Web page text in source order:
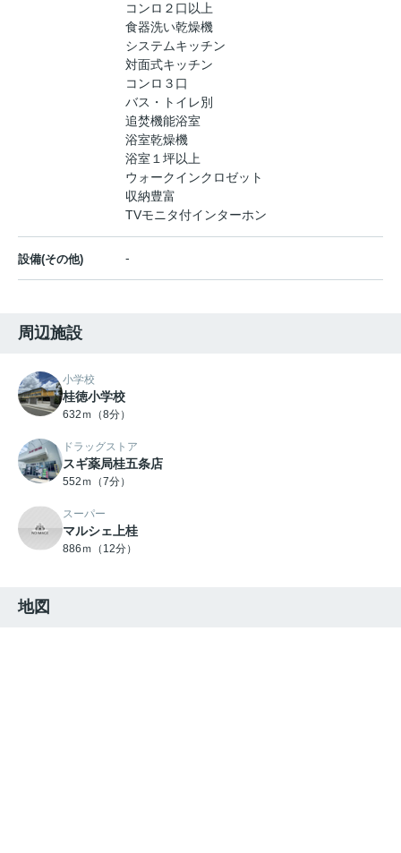
コンロ２口以上
食器洗い乾燥機
システムキッチン
対面式キッチン
コンロ３口
バス・トイレ別
追焚機能浴室
浴室乾燥機
浴室１坪以上
ウォークインクロゼット
収納豊富
TVモニタ付インターホン
設備(その他) -
周辺施設
小学校
桂徳小学校
632ｍ（8分）
ドラッグストア
スギ薬局桂五条店
552ｍ（7分）
スーパー
マルシェ上桂
886ｍ（12分）
地図